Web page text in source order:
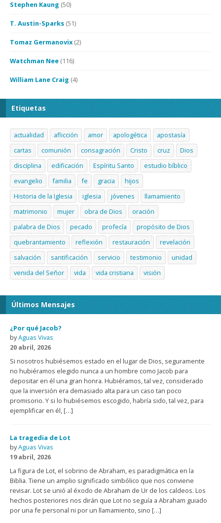
Stephen Kaung (50)
T. Austin-Sparks (51)
Tomaz Germanovix (2)
Watchman Nee (116)
William Lane Craig (4)
Etiquetas
actualidad aflicción amor apologética
apostasía
cartas
comunión consagración Cristo cruz
Dios
disciplina
edificación Espíritu Santo
estudio bíblico
evangelio
familia fe gracia
hijos
Historia de la Iglesia
iglesia jóvenes
llamamiento
matrimonio
mujer obra de Dios
oración
palabra de Dios
pecado profecía
propósito de Dios
quebrantamiento
reflexión restauración
revelación
salvación
santificación servicio testimonio
unidad
venida del Señor
vida vida cristiana visión
Últimos Mensajes
¿Por qué Jacob?
byAguas Vivas
20 abril, 2026
Si nosotros hubiésemos estado en el lugar de Dios, seguramente
no hubiéramos elegido nunca a un hombre como Jacob para
depositar en él una gran honra. Hubiéramos, tal vez, considerado
que la inversión era demasiado alta para un caso tan poco
promisorio. Y si lo hubiésemos escogido, habría sido, tal vez, para
ejemplificar en él, […]
La tragedia de Lot
byAguas Vivas
19 abril, 2026
La figura de Lot, el sobrino de Abraham, es paradigmática en la
Biblia. Tiene un amplio significado simbólico que nos conviene
revisar. Lot se unió al éxodo de Abraham de Ur de los caldeos. Los
hechos posteriores nos dirán que Lot no seguía a Abraham guiado
por una fe personal ni por un llamamiento, sino […]